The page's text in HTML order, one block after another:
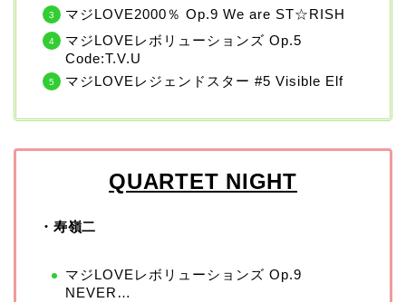
マジLOVE2000％ Op.9 We are ST☆RISH
マジLOVEレボリューションズ Op.5
Code:T.V.U
マジLOVEレジェンドスター #5 Visible Elf
QUARTET NIGHT
・寿嶺二
マジLOVEレボリューションズ Op.9
NEVER…